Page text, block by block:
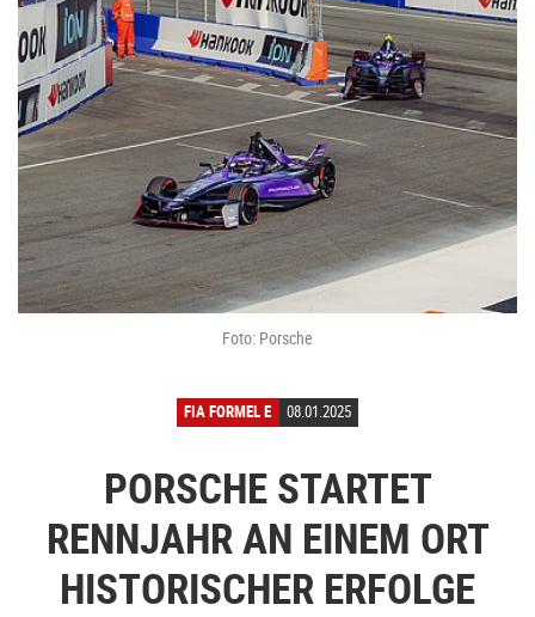
Foto: Porsche
FIA FORMEL E 08.01.2025
PORSCHE STARTET
RENNJAHR AN EINEM ORT
HISTORISCHER ERFOLGE